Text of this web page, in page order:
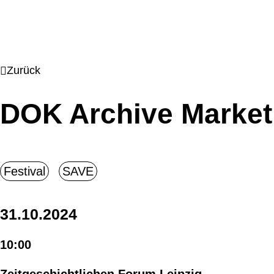
Zurück
DOK Archive Market
31.10.2024
10:00